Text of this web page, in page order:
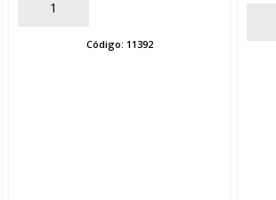
AÑADIR
Código: 11392